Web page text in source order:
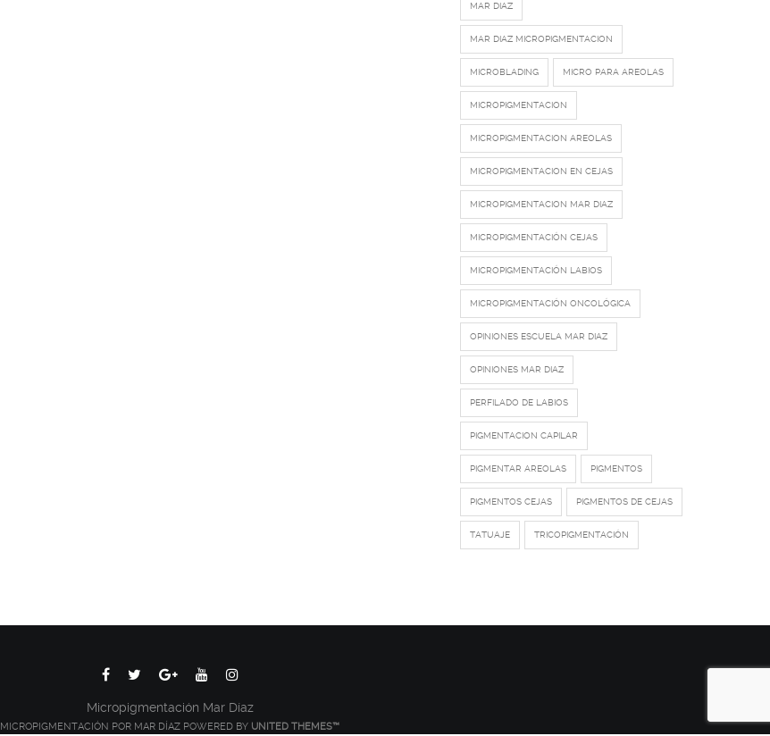
MAR DIAZ
MAR DIAZ MICROPIGMENTACION
MICROBLADING MICRO PARA AREOLAS
MICROPIGMENTACION
MICROPIGMENTACION AREOLAS
MICROPIGMENTACION EN CEJAS
MICROPIGMENTACION MAR DIAZ
MICROPIGMENTACIÓN CEJAS
MICROPIGMENTACIÓN LABIOS
MICROPIGMENTACIÓN ONCOLÓGICA
OPINIONES ESCUELA MAR DIAZ
OPINIONES MAR DIAZ
PERFILADO DE LABIOS
PIGMENTACION CAPILAR
PIGMENTAR AREOLAS PIGMENTOS
PIGMENTOS CEJAS PIGMENTOS DE CEJAS
TATUAJE TRICOPIGMENTACIÓN
Micropigmentación Mar Díaz
MICROPIGMENTACIÓN POR MAR DÍAZ POWERED BY UNITED THEMES™